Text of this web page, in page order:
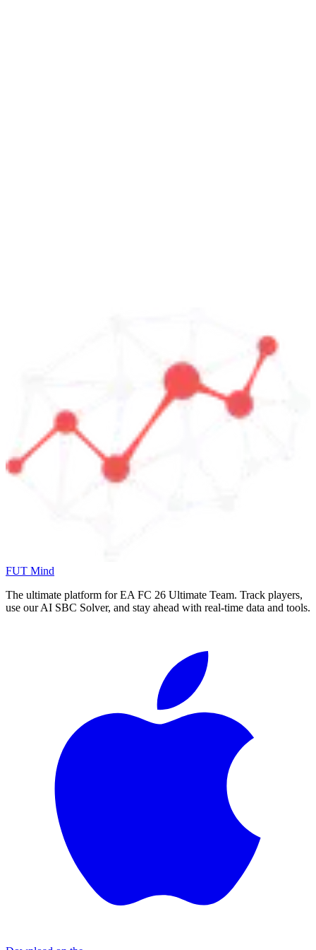
FUT Mind
The ultimate platform for EA FC 26 Ultimate Team. Track players,
use our AI SBC Solver, and stay ahead with real-time data and tools.